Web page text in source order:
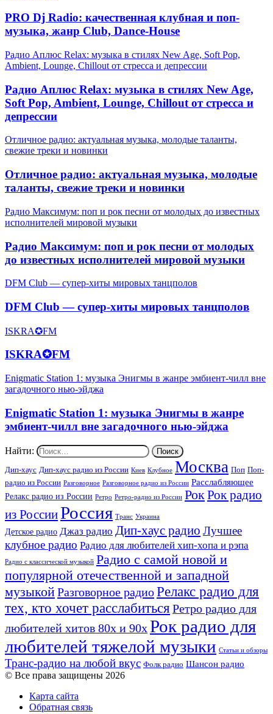
PRO Dj Radio: качественная клубная и поп-
музыка, жанр Club, Dance-House
Радио Аплюс Relax: музыка в стилях New Age, Soft Pop,
Ambient, Lounge, Chillout от стресса и депрессии
Радио Аплюс Relax: музыка в стилях New Age,
Soft Pop, Ambient, Lounge, Chillout от стресса и
депрессии
Отличное радио: актуальная музыка, молодые таланты,
свежие треки и новинки
Отличное радио: актуальная музыка, молодые
таланты, свежие треки и новинки
Радио Максимум: поп и рок песни от молодых до известных
исполнителей мировой музыки
Радио Максимум: поп и рок песни от молодых
до известных исполнителей мировой музыки
DFM Club — супер-хиты мировых танцполов
DFM Club — супер-хиты мировых танцполов
ISKRA✪FM
ISKRA✪FM
Enigmatic Station 1: музыка Энигмы в жанре эмбиент-чилл вне
загадочного нью-эйджа
Enigmatic Station 1: музыка Энигмы в жанре
эмбиент-чилл вне загадочного нью-эйджа
Найти:
Дип-хаус Дип-хаус радио из России Киев Клубное Москва Поп Поп-
радио из России Разговорное Разговорное радио из России Расслабляющее
Релакс радио из России Ретро Ретро-радио из России Рок Рок радио
из РоссииРоссия Транс Украина
Детское радио Джаз радио Дип-хаус радио Лучшее
клубное радио Радио для любителей хип-хопа и рэпа
Радио с классической музыкой Радио с самой новой и
популярной отечественной и западной
музыкойРазговорное радиоРелакс радио для
тех, кто хочет расслабиться Ретро радио для
любителей хитов 80х и 90хРок радио для
любителей тяжелой музыки Статьи и обзоры
Транс-радио на любой вкус Фолк радио Шансон радио
© Все права защищены 2026
Карта сайта
Обратная связь